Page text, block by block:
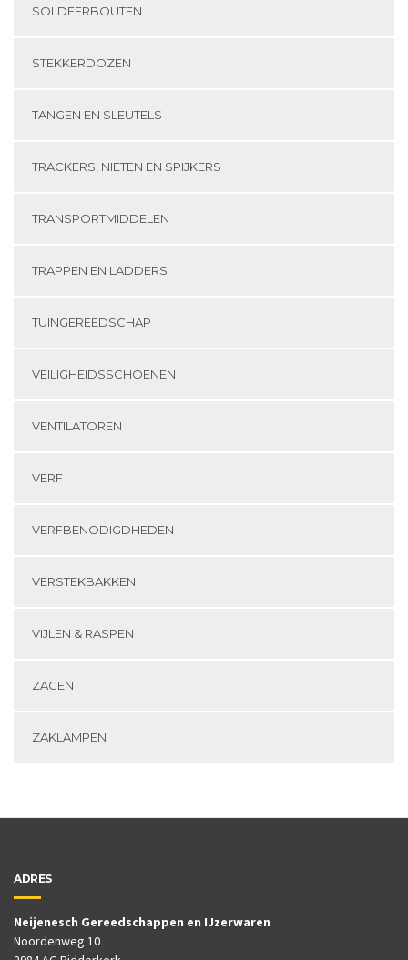
SOLDEERBOUTEN
STEKKERDOZEN
TANGEN EN SLEUTELS
TRACKERS, NIETEN EN SPIJKERS
TRANSPORTMIDDELEN
TRAPPEN EN LADDERS
TUINGEREEDSCHAP
VEILIGHEIDSSCHOENEN
VENTILATOREN
VERF
VERFBENODIGDHEDEN
VERSTEKBAKKEN
VIJLEN & RASPEN
ZAGEN
ZAKLAMPEN
ADRES
Neijenesch Gereedschappen en IJzerwaren
Noordenweg 10